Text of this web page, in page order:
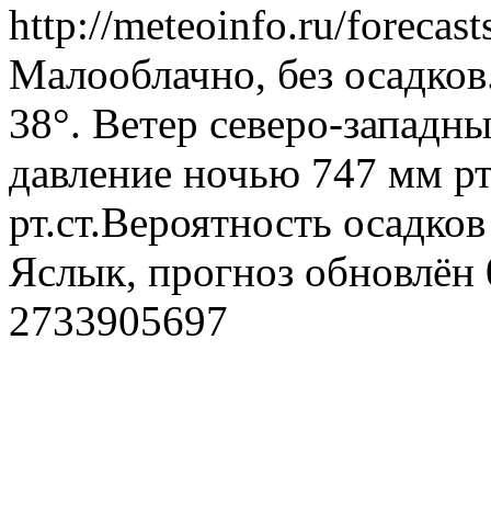
http://meteoinfo.ru/
Малооблачно, без
38°. Ветер северо-
давление ночью 747 мм
рт.ст.Вероятность
Яслык, прогноз
2733905697